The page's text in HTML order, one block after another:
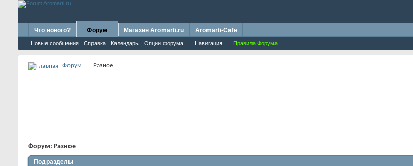
Что нового? Форум
Новые сообщения Справка Календарь Опции форума Навигация Правила Форума
Магазин Aromarti.ru Aromarti-Cafe
Форум Разное
Форум: Разное
Подразделы